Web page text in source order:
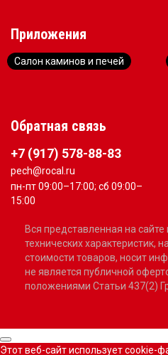
Приложения
Салон каминов и печей
Обратная связь
+7 (917) 578-88-83
pech@rocal.ru
пн-пт 09:00–17:00; сб 09:00–
15:00
Вся представленная на
технических характеристик,
стоимости товаров, носит
не является публичной
положениями Статьи 437(2)
Этот веб-сайт использует cookie-